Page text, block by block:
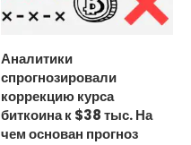
Аналитики
спрогнозировали
коррекцию курса
биткоина к $38 тыс. На
чем основан прогноз